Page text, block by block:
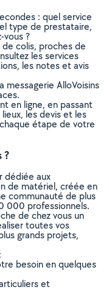
: quel service
type de prestataire,
vous ?
colis, proches de
les services
les notes et avis
messagerie AlloVoisins
en ligne, en passant
les devis et les
étape de votre
?
dédiée aux
de matériel, créée en
communauté de plus
000 professionnels.
de chez vous un
toutes vos
grands projets,
besoin en quelques
et